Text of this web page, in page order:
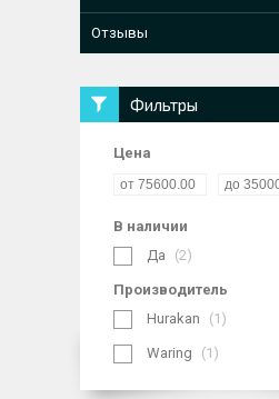
Отзывы
Фильтры
Цена
В наличии
Да
2
Производитель
Hurakan
1
Waring 1